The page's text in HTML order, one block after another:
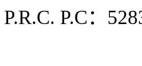
P.R.C. P.C：